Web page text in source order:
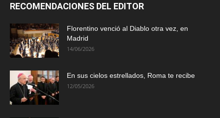
RECOMENDACIONES DEL EDITOR
Florentino venció al Diablo otra vez, en
Madrid
14/06/2026
En sus cielos estrellados, Roma te recibe
12/05/2026